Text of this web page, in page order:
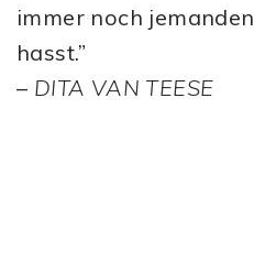
immer noch
hasst.”
– DITA VAN TEESE